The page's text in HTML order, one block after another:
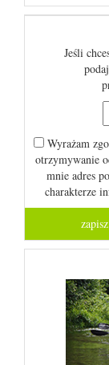
Jeśli
Wyrażam
otrzymywanie
mnie adres
charakterze